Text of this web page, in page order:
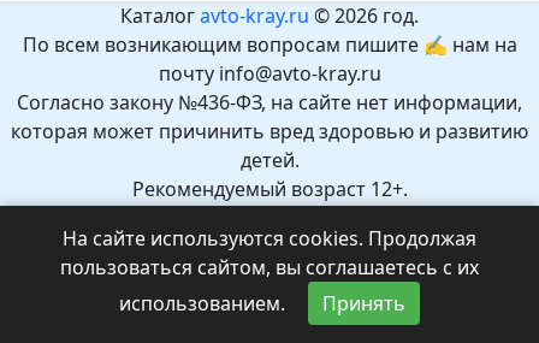
Каталогavto-kray.ru © 2026 год.
По всем возникающим вопросам пишите ✍ нам на
почту info@avto-kray.ru
Согласно закону №436-ФЗ, на сайте нет информации,
которая может причинить вред здоровью и развитию
детей.
Рекомендуемый возраст 12+.
На сайте используются cookies. Продолжая
пользоваться сайтом, вы соглашаетесь с их
использованием.
Принять